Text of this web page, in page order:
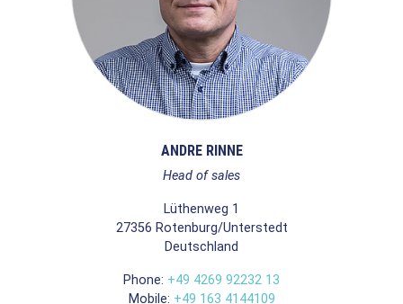
ANDRE RINNE
Head of sales
Lüthenweg 1
27356 Rotenburg/Unterstedt
Deutschland
Phone: +49 4269 92232 13
Mobile: +49 163 4144109